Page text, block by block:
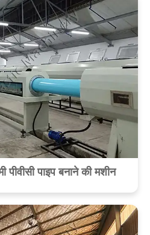
पीवीसी पाइप बनाने की मशीन